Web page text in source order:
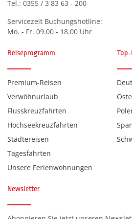
Tel.: 0355 / 3 83 63 - 200
Servicezeit Buchungshotline:
Mo. - Fr. 09.00 - 18.00 Uhr
Reiseprogramm
Premium-Reisen
Verwöhnurlaub
Flusskreuzfahrten
Hochseekreuzfahrten
Städtereisen
Tagesfahrten
Unsere Ferienwohnungen
Top-
Newsletter